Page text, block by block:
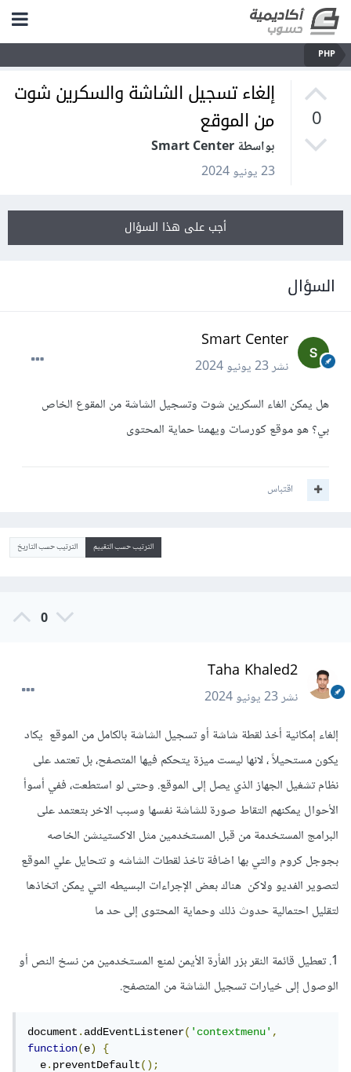
PHP
0
إلغاء تسجيل الشاشة والسكرين شوت
من الموقع
بواسطة Smart Center
23 يونيو 2024
أجب على هذا السؤال
السؤال
Smart Center
نشر23 يونيو 2024
هل يمكن الغاء السكرين شوت وتسجيل الشاشة من المقوع الخاص
بي؟ هو موقع كورسات ويهمنا حماية المحتوى
اقتباس
الترتيب حسب التقييم الترتيب حسب التاريخ
0
Taha Khaled2
نشر23 يونيو 2024
إلغاء إمكانية أخذ لقطة شاشة أو تسجيل الشاشة بالكامل من الموقع يكاد
يكون مستحيلاً ، لانها ليست ميزة يتحكم فيها المتصفح، بل تعتمد على
نظام تشغيل الجهاز الذي يصل إلى الموقع. وحتى لو استطعت، ففي أسوأ
الأحوال يمكنهم التقاط صورة للشاشة نفسها وسبب الاخر بتعتمد على
البرامج المستخدمة من قبل المستخدمين مثل الاكستينشن الخاصه
بجوجل كروم والتي بها اضافة تاخذ لقطات الشاشه و تتحايل علي الموقع
لتصوير الفديو ولاكن هناك بعض الإجراءات البسيطه التي يمكن اتخاذها
لتقليل احتمالية حدوث ذلك وحماية المحتوى إلى حد ما
1. تعطيل قائمة النقر بزر الفأرة الأيمن لمنع المستخدمين من نسخ النص أو
الوصول إلى خيارات تسجيل الشاشة من المتصفح.
document.addEventListener('contextmenu',
function(e)
{
  e
.preventDefault();